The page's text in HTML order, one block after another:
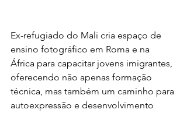
Ex-refugiado do Mali cria espaço de
ensino fotográfico em Roma e na
África para capacitar jovens imigrantes,
oferecendo não apenas formação
técnica, mas também um caminho para
autoexpressão e desenvolvimento